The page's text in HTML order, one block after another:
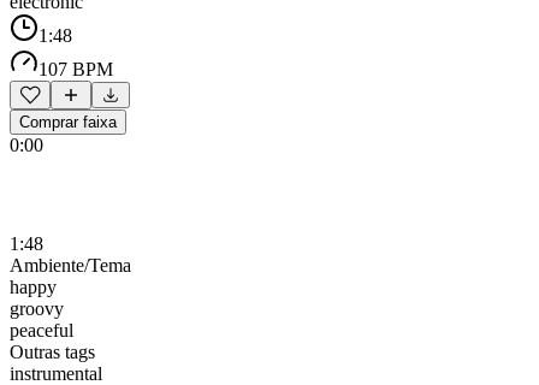
1:48
107 BPM
Comprar faixa
0:00
1:48
Ambiente/Tema
happy
groovy
peaceful
Outras tags
instrumental